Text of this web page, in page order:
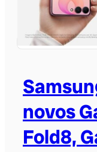
novos
Fold8,